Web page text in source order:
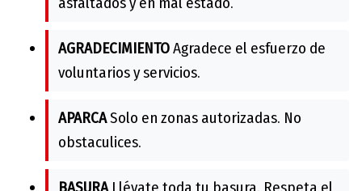
AGRADECIMIENTOAgradece el esfuerzo de
voluntarios y servicios.
APARCASolo en zonas autorizadas. No
obstaculices.
BASURALlévate toda tu basura. Respeta el